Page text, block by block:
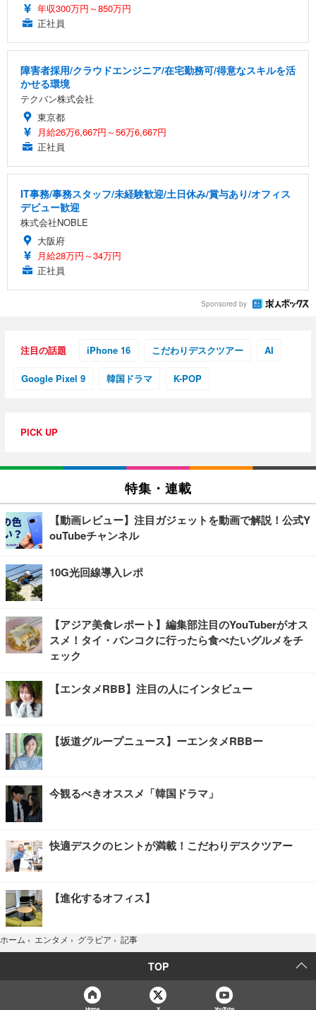
年収300万円～850万円
正社員
障害者採用/クラウドエンジニア/在宅勤務可/得意なスキルを活
かせる環境
テクバン株式会社
東京都
月給26万6,667円～56万6,667円
正社員
IT事務/事務スタッフ/未経験歓迎/土日休み/賞与あり/オフィス
デビュー歓迎
株式会社NOBLE
大阪府
月給28万円～34万円
正社員
Sponsored by
注目の話題 iPhone 16 こだわりデスクツアー AI
Google Pixel 9 韓国ドラマ K-POP
PICK UP
特集・連載
【動画レビュー】注目ガジェットを動画で解説！公式Y
ouTubeチャンネル
10G光回線導入レポ
【アジア美食レポート】編集部注目のYouTuberがオス
スメ！タイ・バンコクに行ったら食べたいグルメをチ
ェック
【エンタメRBB】注目の人にインタビュー
【坂道グループニュース】ーエンタメRBBー
今観るべきオススメ「韓国ドラマ」
快適デスクのヒントが満載！こだわりデスクツアー
【進化するオフィス】
ホーム › エンタメ › グラビア › 記事
TOP